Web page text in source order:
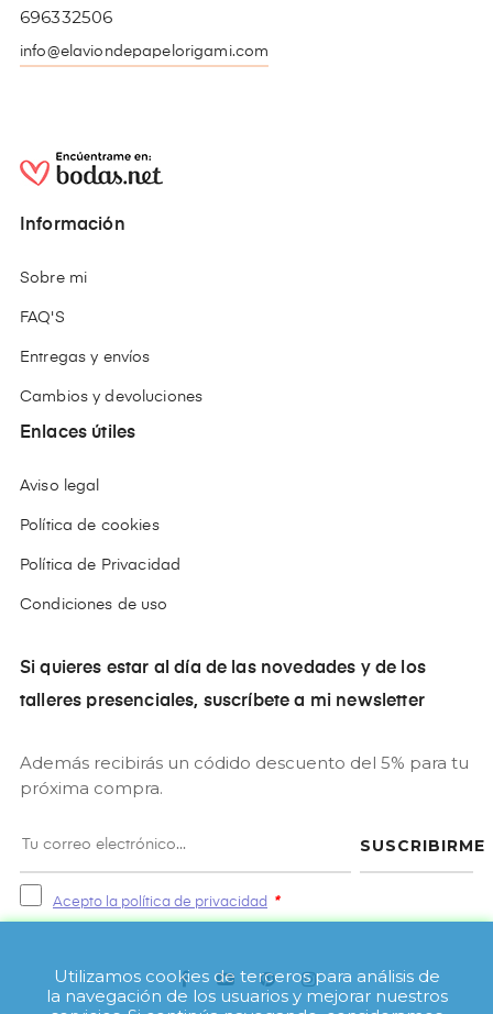
696332506
info@elaviondepapelorigami.com
Información
Sobre mi
FAQ'S
Entregas y envíos
Cambios y devoluciones
Enlaces útiles
Aviso legal
Política de cookies
Política de Privacidad
Condiciones de uso
Si quieres estar al día de las novedades y de los
talleres presenciales, suscríbete a mi newsletter
Además recibirás un códido descuento del 5% para tu
próxima compra.
SUSCRIBIRME
Acepto la política de privacidad *
FacebookYouTubePinterestInstagram
Utilizamos cookies de terceros para análisis de
la navegación de los usuarios y mejorar nuestros